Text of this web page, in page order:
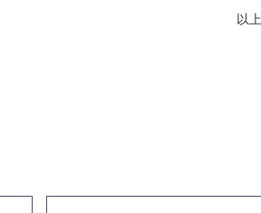
以上